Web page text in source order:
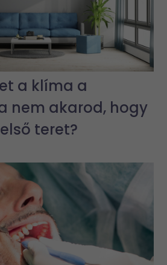
a klíma a
nem akarod, hogy
teret?